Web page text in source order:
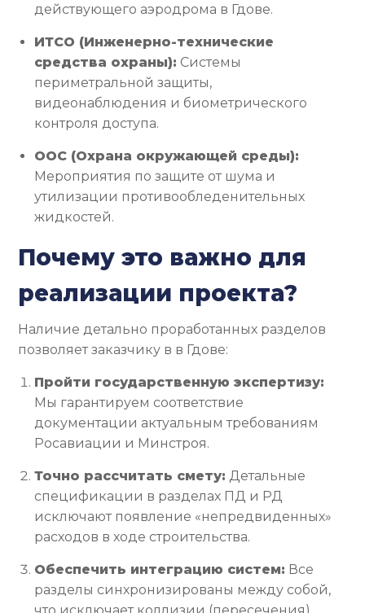
действующего аэродрома в Гдове.
ИТСО (Инженерно-технические
средства охраны): Системы
периметральной защиты,
видеонаблюдения и биометрического
контроля доступа.
ООС (Охрана окружающей среды):
Мероприятия по защите от шума и
утилизации противообледенительных
жидкостей.
Почему это важно для
реализации проекта?
Наличие детально проработанных разделов
позволяет заказчику в в Гдове:
Пройти государственную экспертизу:
Мы гарантируем соответствие
документации актуальным требованиям
Росавиации и Минстроя.
Точно рассчитать смету: Детальные
спецификации в разделах ПД и РД
исключают появление «непредвиденных»
расходов в ходе строительства.
Обеспечить интеграцию систем: Все
разделы синхронизированы между собой,